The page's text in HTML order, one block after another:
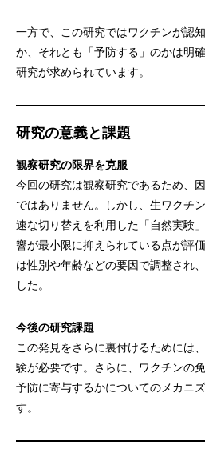
一方で、この研究ではワクチンが認
か、それとも「予防する」のかは明
研究が求められています。
研究の意義と課題
観察研究の限界を克服
今回の研究は観察研究であるため、
ではありません。しかし、生ワクチ
速な切り替えを利用した「自然実験
響が最小限に抑えられている点が評
は性別や年齢などの要因で調整され
した。
今後の研究課題
この発見をさらに裏付けるためには
験が必要です。さらに、ワクチンの
予防に寄与するかについてのメカニ
す。